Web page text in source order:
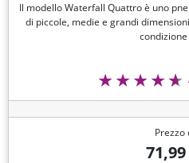
Il modello Waterfall Quattro è uno
di piccole, medie e grandi
Prezzo